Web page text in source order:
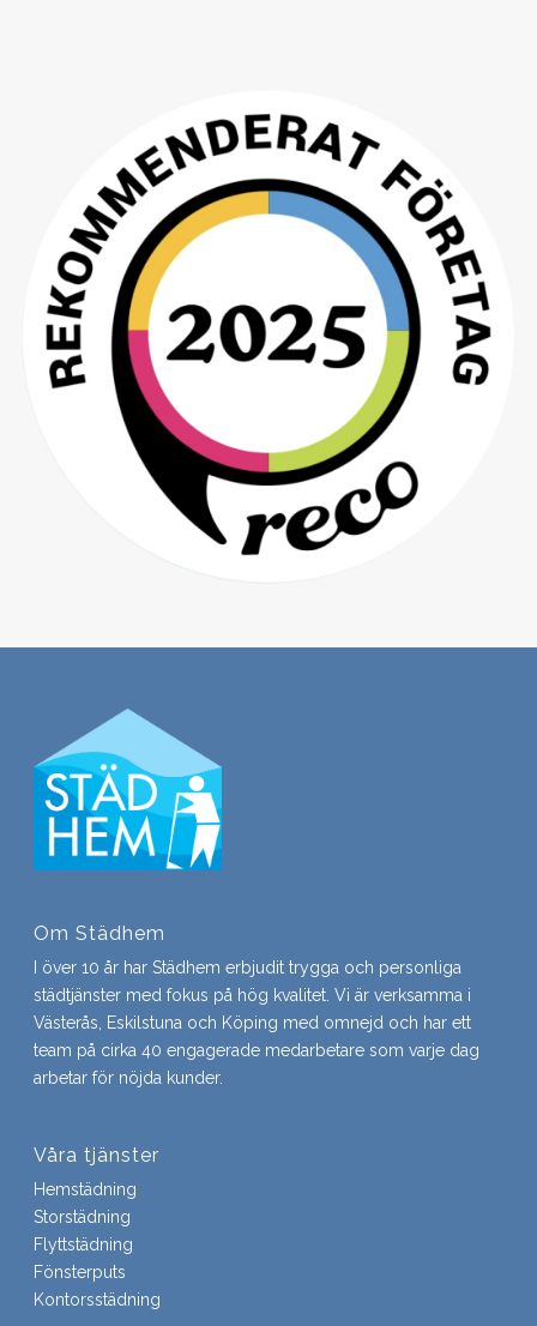
Om Städhem
I över 10 år har Städhem erbjudit trygga och personliga
städtjänster med fokus på hög kvalitet. Vi är verksamma i
Västerås, Eskilstuna och Köping med omnejd och har ett
team på cirka 40 engagerade medarbetare som varje dag
arbetar för nöjda kunder.
Våra tjänster
Hemstädning
Storstädning
Flyttstädning
Fönsterputs
Kontorsstädning